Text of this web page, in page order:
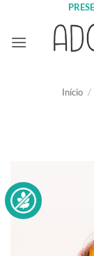
content
Início /